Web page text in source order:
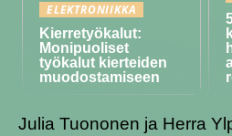
ELEKTRONIIKKA
Kierretyökalut:
Monipuoliset
työkalut kierteiden
muodostamiseen
Julia Tuononen ja Herra